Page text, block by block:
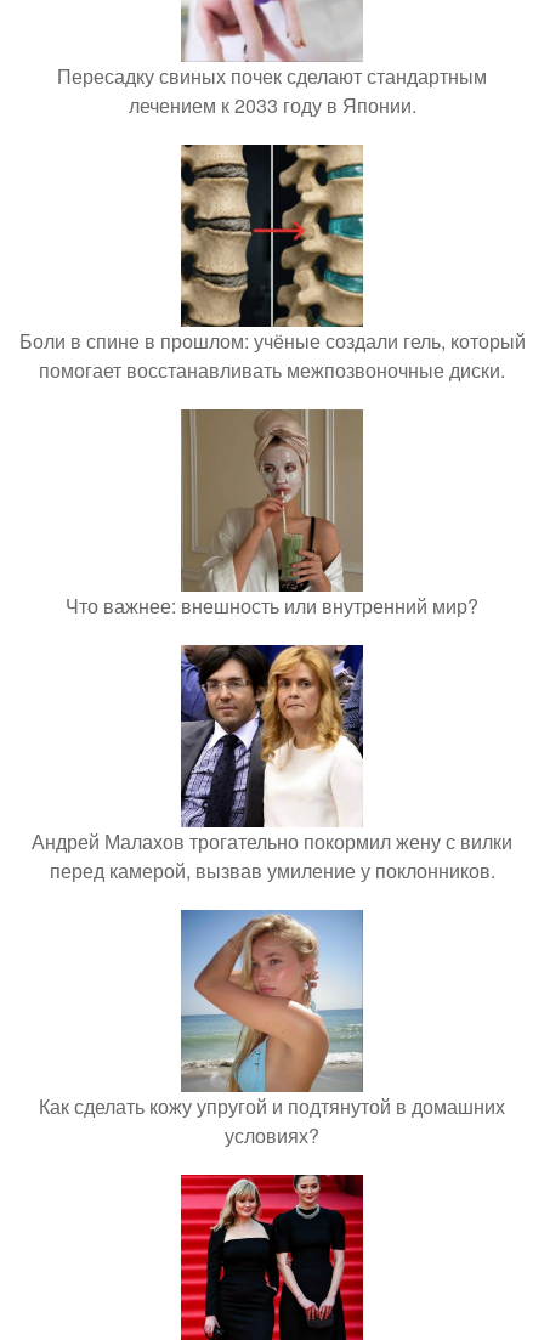
Пересадку свиных почек сделают стандартным
лечением к 2033 году в Японии.
Боли в спине в прошлом: учёные создали гель, который
помогает восстанавливать межпозвоночные диски.
Что важнее: внешность или внутренний мир?
Андрей Малахов трогательно покормил жену с вилки
перед камерой, вызвав умиление у поклонников.
Как сделать кожу упругой и подтянутой в домашних
условиях?